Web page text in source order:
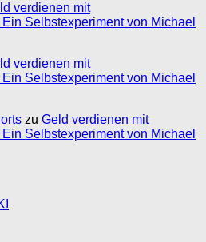
verdienen mit
Selbstexperiment von Michael
verdienen mit
Selbstexperiment von Michael
zu Geld verdienen mit
Selbstexperiment von Michael